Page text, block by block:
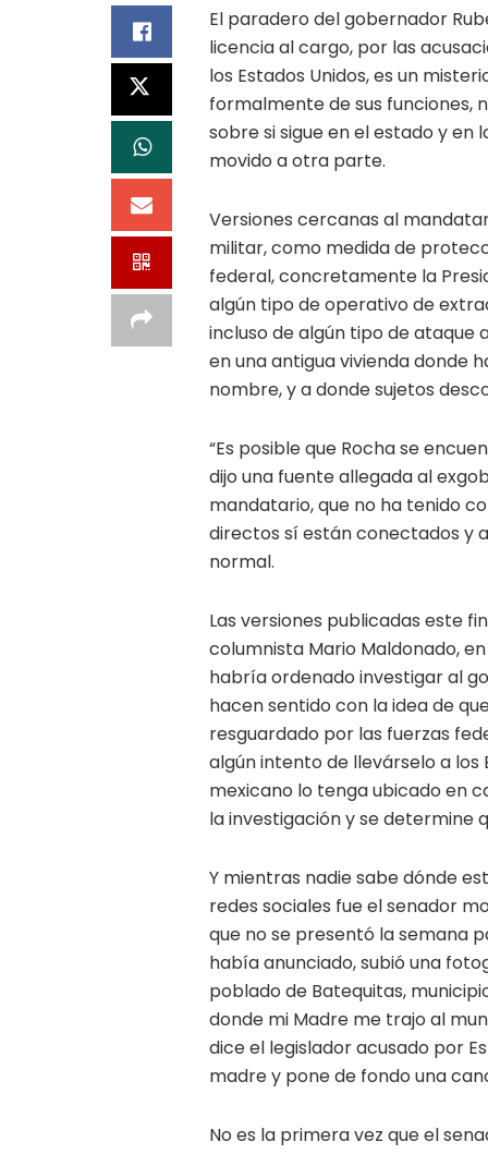
El paradero del gobernador
licencia al cargo, por las
los Estados Unidos, es un
formalmente de sus funciones,
sobre si sigue en el estado y en
movido a otra parte.
Versiones cercanas al
militar, como medida de
federal, concretamente la
algún tipo de operativo de
incluso de algún tipo de ataque
en una antigua vivienda donde
nombre, y a donde sujetos
“Es posible que Rocha se
dijo una fuente allegada al
mandatario, que no ha tenido
directos sí están conectados y
normal.
Las versiones publicadas este
columnista Mario Maldonado,
habría ordenado investigar al
hacen sentido con la idea de
resguardado por las fuerzas
algún intento de llevárselo a los
mexicano lo tenga ubicado en
la investigación y se determine
Y mientras nadie sabe dónde
redes sociales fue el senador
que no se presentó la semana
había anunciado, subió una
poblado de Batequitas,
donde mi Madre me trajo al
dice el legislador acusado por
madre y pone de fondo una
No es la primera vez que el